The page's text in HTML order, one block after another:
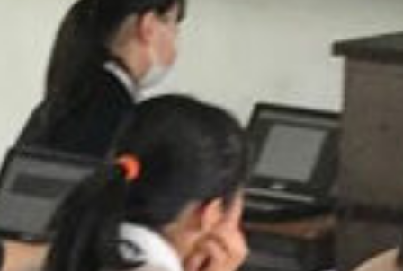
/home/sakurazuka/sakurazuka.ed.jp/public_html/wp-conten
t/themes/sakurazuka_2020/header.php